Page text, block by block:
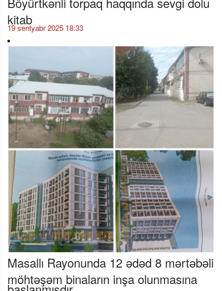
kitab
19 sentyabr 2025 18:33
Masallı Rayonunda 12 ədəd 8 mərtəbəli
möhtəşəm binaların inşa olunmasına
başlanmışdır.